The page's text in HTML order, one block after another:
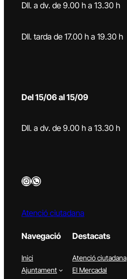
Dll. a dv. de 9.00 h a 13.30 h
Dll. tarda de 17.00 h a 19.30 h
Del 15/06 al 15/09
Dll. a dv. de 9.00 h a 13.30 h
InstagramWhatsApp
Atenció ciutadana
Navegació
Inici
Ajuntament
Destacats
Atenció ciutadana
El Mercadal